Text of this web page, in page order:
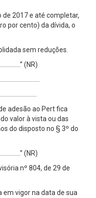
2017 e até completar,
por cento) da dívida, o
sem reduções.
(NR)
adesão ao Pert fica
valor à vista ou das
do disposto no § 3º do
(NR)
nº 804, de 29 de
em vigor na data de sua